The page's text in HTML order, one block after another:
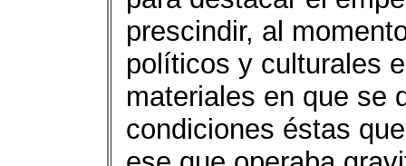
prescindir, al
políticos y culturales
materiales en que se
condiciones éstas